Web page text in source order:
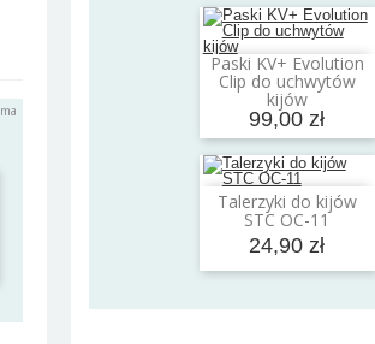
Paski KV+ Evolution
Clip do uchwytów
kijów
99,00 zł
Dodaj do koszyka
Talerzyki do kijów
STC OC-11
24,90 zł
Dodaj do koszyka